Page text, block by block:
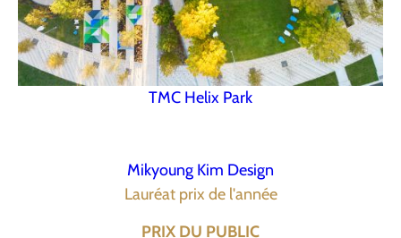
TMC Helix Park
Mikyoung Kim Design
Lauréat prix de l'année
PRIX DU PUBLIC